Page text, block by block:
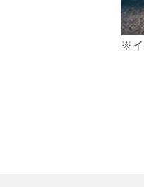
※イ